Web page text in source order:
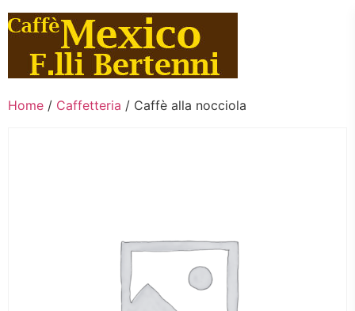
Vai
al
contenuto
Home / Caffetteria / Caffè alla nocciola